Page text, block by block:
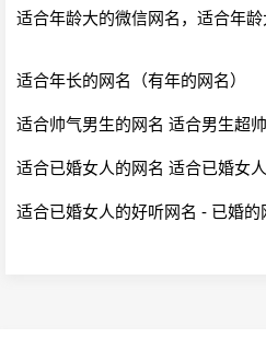
适合年龄大的微信网名，适合年
适合年长的网名（有年的网名）
适合帅气男生的网名 适合男生超
适合已婚女人的网名 适合已婚女
适合已婚女人的好听网名 - 已婚